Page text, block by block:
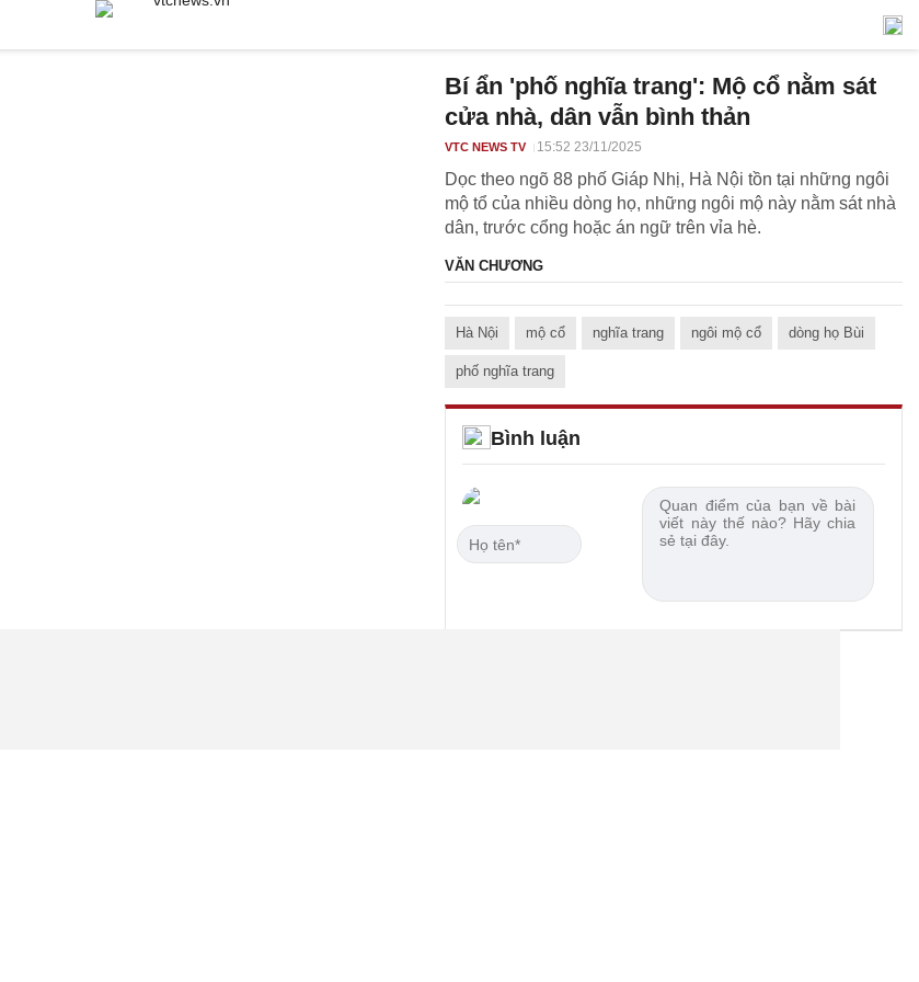
Bí ẩn 'phố nghĩa trang': Mộ cổ nằm sát
cửa nhà, dân vẫn bình thản
VTC NEWS TV 15:52 23/11/2025
Dọc theo ngõ 88 phố Giáp Nhị, Hà Nội tồn tại những ngôi
mộ tổ của nhiều dòng họ, những ngôi mộ này nằm sát nhà
dân, trước cổng hoặc án ngữ trên vỉa hè.
VĂN CHƯƠNG
Hà Nội mộ cổ nghĩa trang ngôi mộ cổ dòng họ Bùi
phố nghĩa trang
Bình luận